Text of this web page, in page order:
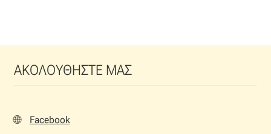
ΑΚΟΛΟΥΘΗΣΤΕ ΜΑΣ
🌐 Facebook